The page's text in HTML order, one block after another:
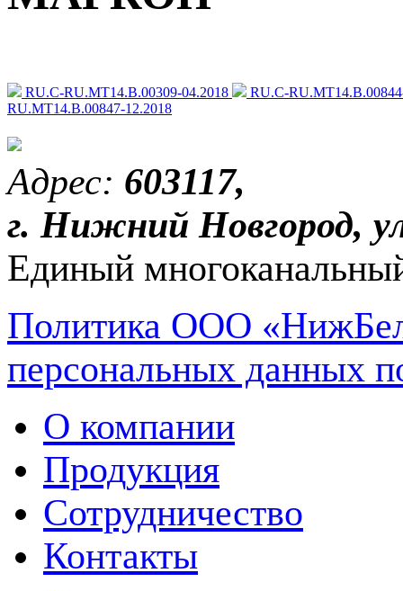
RU.C-RU.МТ14.В.00309-04.2018
RU.C-
RU.МТ14.В.00847-12.2018
Адрес: 603117,
г. Нижний Новгород,
Единый
Политика ООО
персональных данных
О компании
Продукция
Сотрудничество
Контакты